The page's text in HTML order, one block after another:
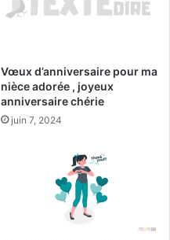
Vœux d’anniversaire pour ma
nièce adorée , joyeux
anniversaire chérie
juin 7, 2024